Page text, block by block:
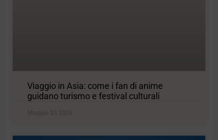
Viaggio in Asia: come i fan di anime
guidano turismo e festival culturali
Maggio 23, 2026